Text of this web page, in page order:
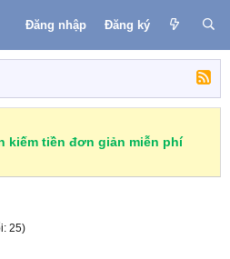
Đăng nhập Đăng ký
kiếm tiền đơn giản miễn phí
25)